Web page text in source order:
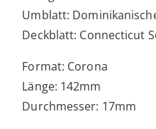
Umblatt:
Deckblatt: Connecticut
Format: Corona
Länge: 142mm
Durchmesser: 17mm